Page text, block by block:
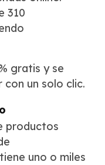
310
gratis y se
con un solo clic.
productos
uno o miles